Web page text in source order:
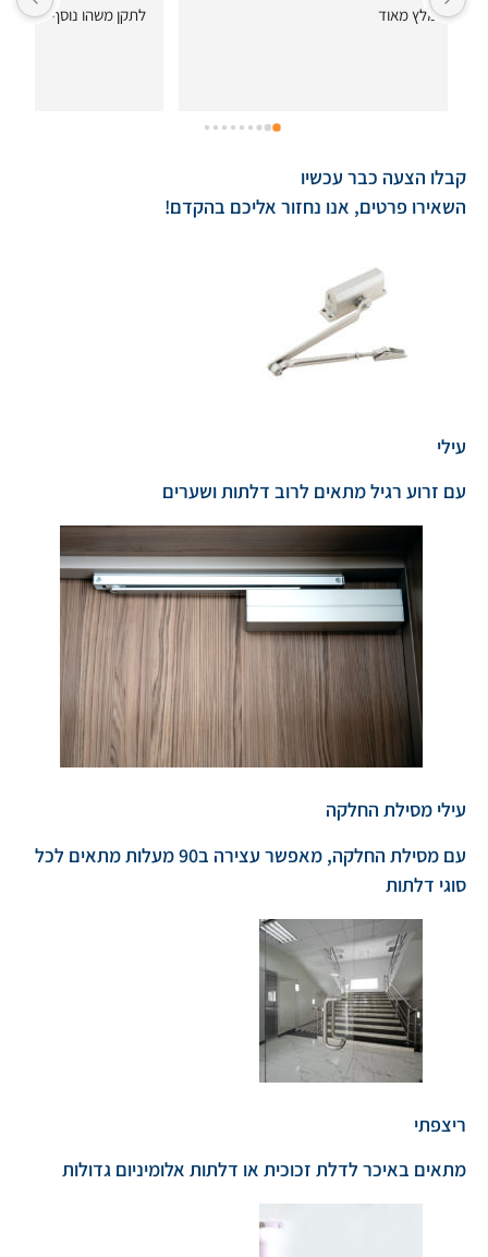
מצוינת. מחיר הוגן ושירות מצוין.
קבלו הצעה כבר עכשיו
השאירו פרטים, אנו נחזור אליכם בהקדם!
עילי
עם זרוע רגיל מתאים לרוב דלתות ושערים
עילי מסילת החלקה
עם מסילת החלקה, מאפשר עצירה ב90 מעלות מתאים לכל
סוגי דלתות
ריצפתי
מתאים באיכר לדלת זכוכית או דלתות אלומיניום גדולות